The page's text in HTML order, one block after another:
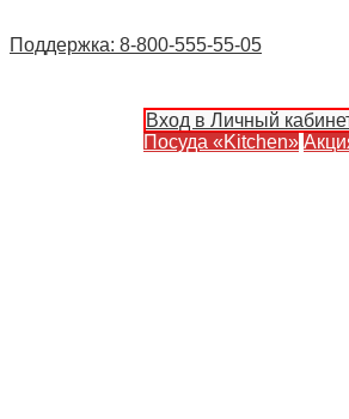
Поддержка: 8-800-555-55-05
Вход в Личный
Посуда «Kitchen»